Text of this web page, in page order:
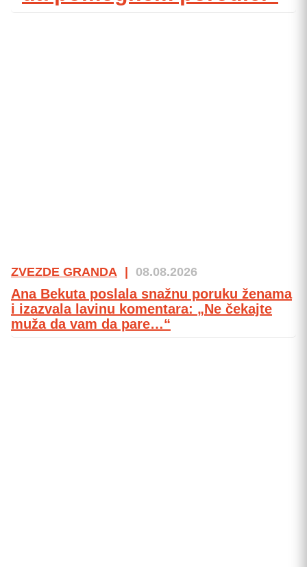
ZVEZDE GRANDA 08.08.2026
Ana Bekuta poslala snažnu poruku ženama
i izazvala lavinu komentara: „Ne čekajte
muža da vam da pare…“